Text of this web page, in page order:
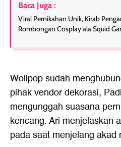
Baca Juga :
Viral Pernikahan Unik, Kirab
Rombongan Cosplay ala Squid
Wolipop sudah
pihak vendor dekorasi,
mengunggah suasana
kencang. Ari menjelaskan
pada saat menjelang akad